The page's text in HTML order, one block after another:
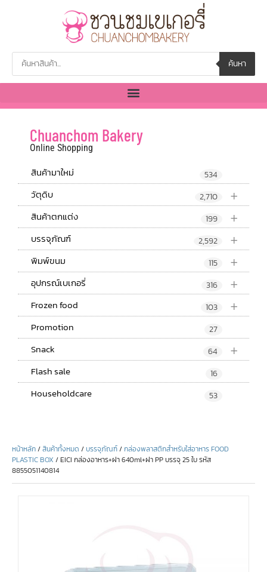
ค้นหา
Chuanchom Bakery
Online Shopping
สินค้ามาใหม่ 534
+
วัตุดิบ 2,710
+
สินค้าตกแต่ง 199
+
บรรจุภัณฑ์ 2,592
+
พิมพ์ขนม 115
+
อุปกรณ์เบเกอรี่ 316
+
Frozen food 103
Promotion 27
+
Snack 64
Flash sale 16
Householdcare 53
หน้าหลัก/สินค้าทั้งหมด /บรรจุภัณฑ์/กล่องพลาสติกสำหรับใส่อาหาร FOOD
PLASTIC BOX / EICI กล่องอาหาร+ฝา 640ml+ฝา PP บรรจุ 25 ใบ รหัส
8855051140814